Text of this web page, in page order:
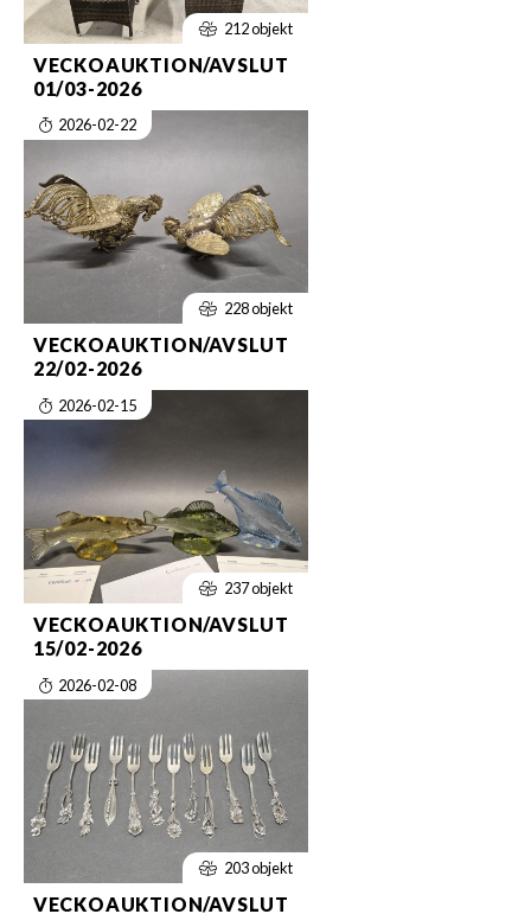
212 objekt
VECKOAUKTION/AVSLUT
01/03-2026
2026-02-22
228 objekt
VECKOAUKTION/AVSLUT
22/02-2026
2026-02-15
237 objekt
VECKOAUKTION/AVSLUT
15/02-2026
2026-02-08
203 objekt
VECKOAUKTION/AVSLUT